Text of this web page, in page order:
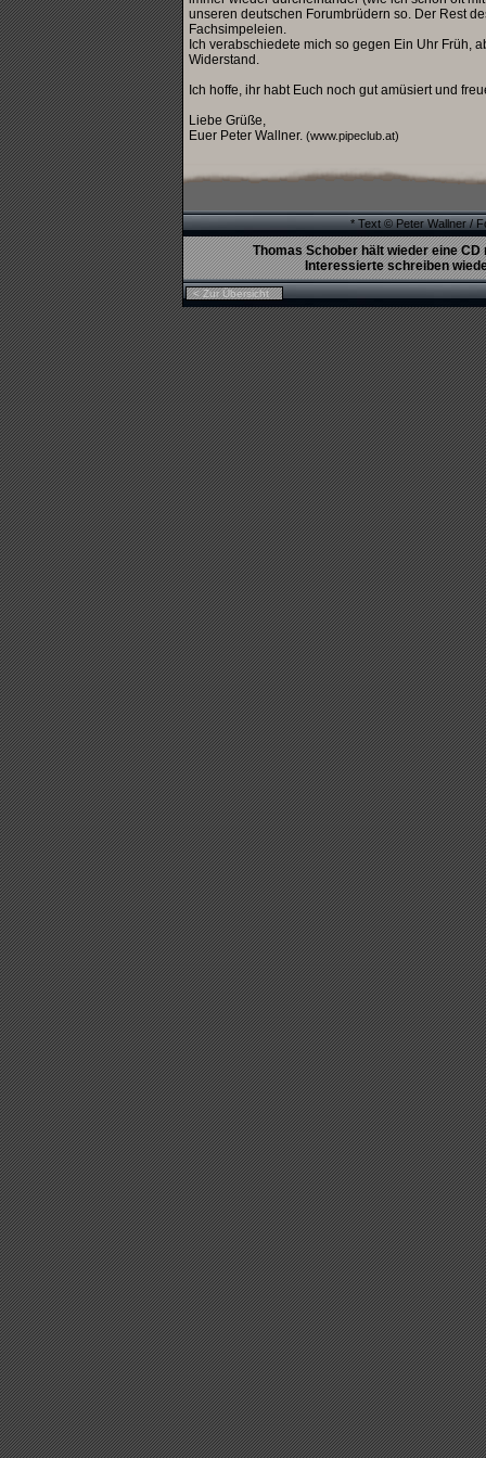
unseren deutschen Forumbrüdern so. Der Rest
Fachsimpeleien.
Ich verabschiedete mich so gegen Ein Uhr Früh,
Widerstand.
Ich hoffe, ihr habt Euch noch gut amüsiert und
Liebe Grüße,
Euer Peter Wallner. (www.pipeclub.at)
* Text © Peter Wallner /
Thomas Schober hält wieder eine
Interessierte schreiben
< Zur Übersicht